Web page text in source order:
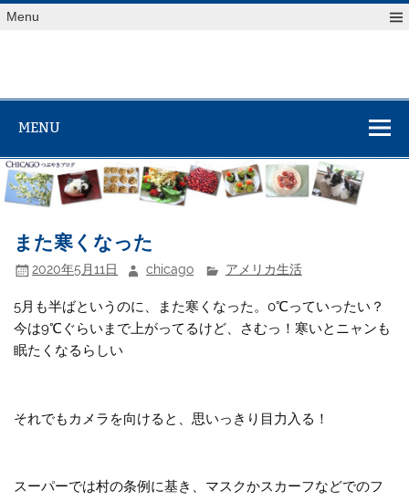
Skip
toMenu
MENU
また寒くなった
2020年5月11日 chicago アメリカ生活
5月も半ばというのに、また寒くなった。0℃っていったい？
今は9℃ぐらいまで上がってるけど、さむっ！寒いとニャンも
眠たくなるらしい
それでもカメラを向けると、思いっきり目力入る！
スーパーでは村の条例に基き、マスクかスカーフなどでのフ